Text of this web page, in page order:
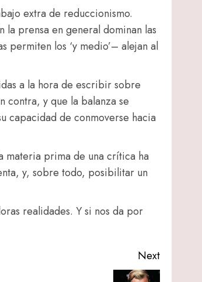
extra de reduccionismo.
prensa en general dominan las
permiten los ‘y medio’– alejan al
a la hora de escribir sobre
contra, y que la balanza se
capacidad de conmoverse hacia
materia prima de una crítica ha
y, sobre todo, posibilitar un
realidades. Y si nos da por
Next